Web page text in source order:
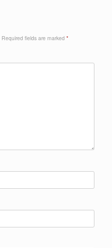
Required fields are marked *